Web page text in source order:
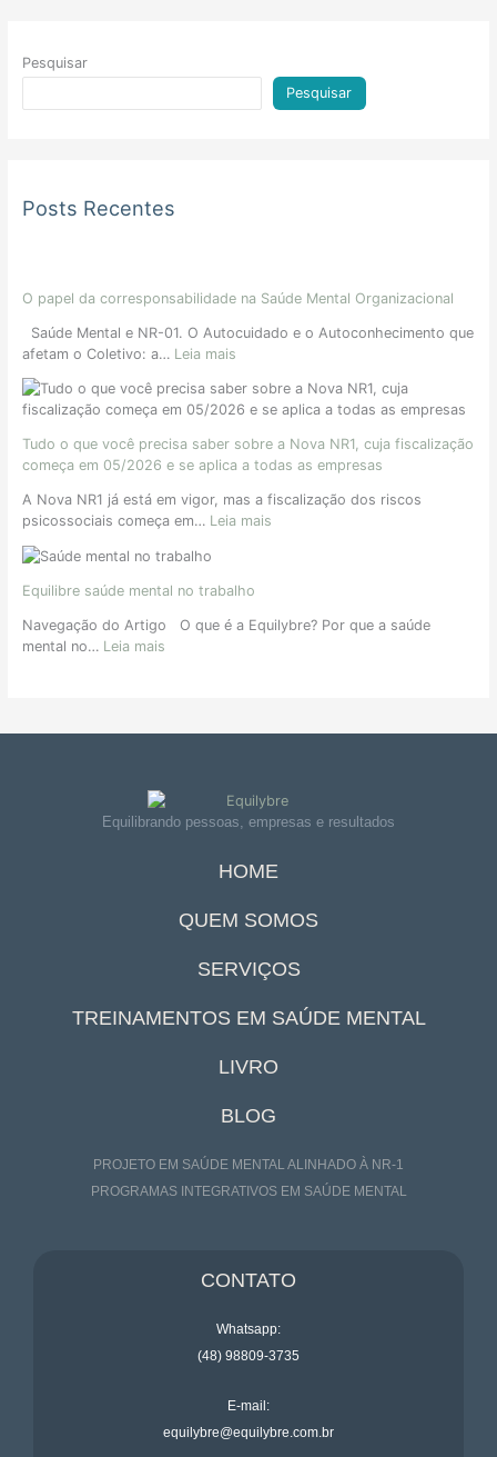
Pesquisar
Pesquisar
Posts Recentes
O papel da corresponsabilidade na Saúde Mental Organizacional
Saúde Mental e NR-01. O Autocuidado e o Autoconhecimento que
afetam o Coletivo: a… Leia mais
Tudo o que você precisa saber sobre a Nova NR1, cuja fiscalização
começa em 05/2026 e se aplica a todas as empresas
A Nova NR1 já está em vigor, mas a fiscalização dos riscos
psicossociais começa em… Leia mais
Equilibre saúde mental no trabalho
Navegação do Artigo O que é a Equilybre? Por que a saúde
mental no… Leia mais
Equilibrando pessoas, empresas e resultados
HOME
QUEM SOMOS
SERVIÇOS
TREINAMENTOS EM SAÚDE MENTAL
LIVRO
BLOG
PROJETO EM SAÚDE MENTAL ALINHADO À NR-1
PROGRAMAS INTEGRATIVOS EM SAÚDE MENTAL
CONTATO
Whatsapp:
(48) 98809-3735
E-mail:
equilybre@equilybre.com.br